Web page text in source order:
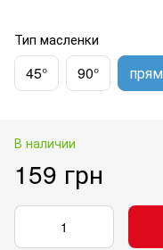
Тип масленки
45° 90°
В наличии
159 грн